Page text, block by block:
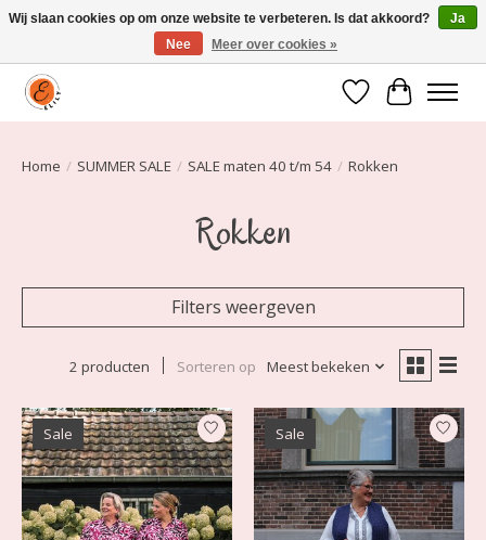
Elily is er om jou te laten stralen! Mode vanaf maat 34 t/m 54
Verlanglijst
Home / SUMMER SALE / SALE maten 40 t/m 54 / Rokken
Rokken
Filters weergeven
2 producten Sorteren op Meest bekeken
Sale Sale
Wij slaan cookies op om onze website te verbeteren. Is dat akkoord?
Ja
Nee
Meer over cookies »